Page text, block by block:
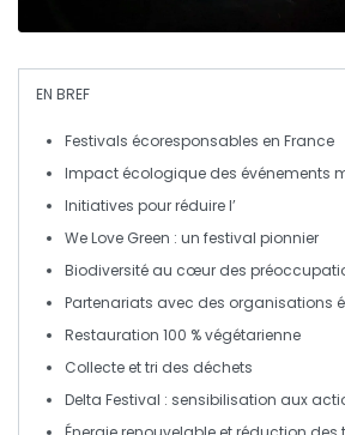
EN BREF
Festivals écoresponsables en France
Impact écologique des événements
Initiatives pour réduire l’
We Love Green : un festival pionnier
Biodiversité au cœur des
Partenariats avec des organisations
Restauration 100 % végétarienne
Collecte et tri des déchets
Delta Festival : sensibilisation aux